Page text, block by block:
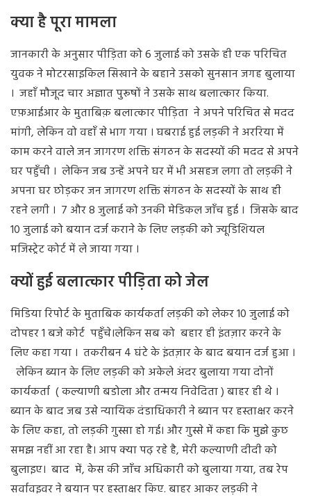
क्या है पूरा मामला
जानकारी के अनुसार पीड़िता को 6 जुलाई को उसके ही एक परिचित
युवक ने मोटरसाइकिल सिखाने के बहाने उसको सुनसान जगह बुलाया
। जहाँ मौजूद चार अज्ञात पुरूषों ने उसके साथ बलात्कार किया.
एफ़आईआर के मुताबिक़ बलात्कार पीड़िता ने अपने परिचित से मदद
मांगी, लेकिन वो वहाँ से भाग गया । घबराई हुई लड़की ने अररिया में
काम करने वाले जन जागरण शक्ति संगठन के सदस्यों की मदद से अपने
घर पहुँची । लेकिन जब उन्हें अपने घर में भी असहज लगा तो लड़की ने
अपना घर छोड़कर जन जागरण शक्ति संगठन के सदस्यों के साथ ही
रहने लगी । 7 और 8 जुलाई को उनकी मेडिकल जाँच हुई । जिसके बाद
10 जुलाई को बयान दर्ज कराने के लिए लड़की को ज्यूडिशियल
मजिस्ट्रेट कोर्ट में ले जाया गया ।
क्यों हुई बलात्कार पीड़िता को जेल
मिडिया रिपोर्ट के मुताबिक कार्यकर्ता लड़की को लेकर 10 जुलाई को
दोपहर 1 बजे कोर्ट पहुँचे।लेकिन सब को बहार ही इंतज़ार करने के
लिए कहा गया । तकरीबन 4 घंटे के इंतज़ार के बाद बयान दर्ज हुआ ।
लेकिन ब्यान के लिए लड़की को अकेले अंदर बुलाया गया दोनों
कार्यकर्ता ( कल्याणी बडोला और तन्मय निवेदिता ) बाहर ही थे ।
ब्यान के बाद जब उसे न्यायिक दंडाधिकारी ने ब्यान पर हस्ताक्षर करने
के लिए कहा, तो लड़की गुस्सा हो गई। और गुस्से में कहा कि मुझे कुछ
समझ नहीं आ रहा है। आप क्या पढ़ रहे है, मेरी कल्याणी दीदी को
बुलाइए। बाद में, केस की जाँच अधिकारी को बुलाया गया, तब रेप
सर्वावइवर ने बयान पर हस्ताक्षर किए. बाहर आकर लड़की ने